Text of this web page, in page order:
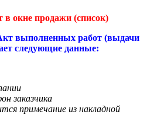
в окне продажи (список)
выполненных работ (выдачи
следующие данные:
заказчика
примечание из накладной